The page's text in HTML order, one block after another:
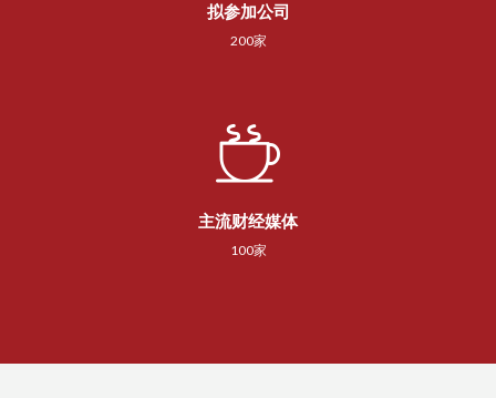
拟参加公司
200家
主流财经媒体
100家